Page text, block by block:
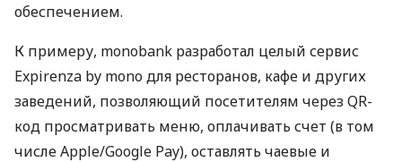
обеспечением.
К примеру, monobank разработал целый сервис
Expirenza by mono для ресторанов, кафе и других
заведений, позволяющий посетителям через QR-
код просматривать меню, оплачивать счет (в том
числе Apple/Google Pay), оставлять чаевые и